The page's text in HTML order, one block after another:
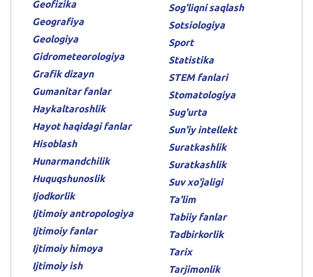
Geofizika
Geografiya
Geologiya
Gidrometeorologiya
Grafik dizayn
Gumanitar fanlar
Haykaltaroshlik
Hayot haqidagi fanlar
Hisoblash
Hunarmandchilik
Huquqshunoslik
Ijodkorlik
Ijtimoiy antropologiya
Ijtimoiy fanlar
Ijtimoiy himoya
Ijtimoiy ish
Sog'liqni saqlash
Sotsiologiya
Sport
Statistika
STEM fanlari
Stomatologiya
Sug'urta
Sun'iy intellekt
Suratkashlik
Suratkashlik
Suv xo'jaligi
Ta'lim
Tabiiy fanlar
Tadbirkorlik
Tarix
Tarjimonlik